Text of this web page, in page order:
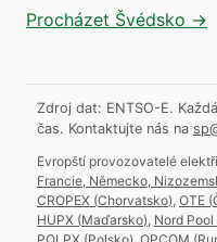
Procházet Švédsko →
Zdroj dat: ENTSO-E.
čas. Kontaktujte nás na
Evropští provozovatelé
Francie, Německo,
CROPEX (Chorvatsko) OTE (
HUPX (Maďarsko) Nord